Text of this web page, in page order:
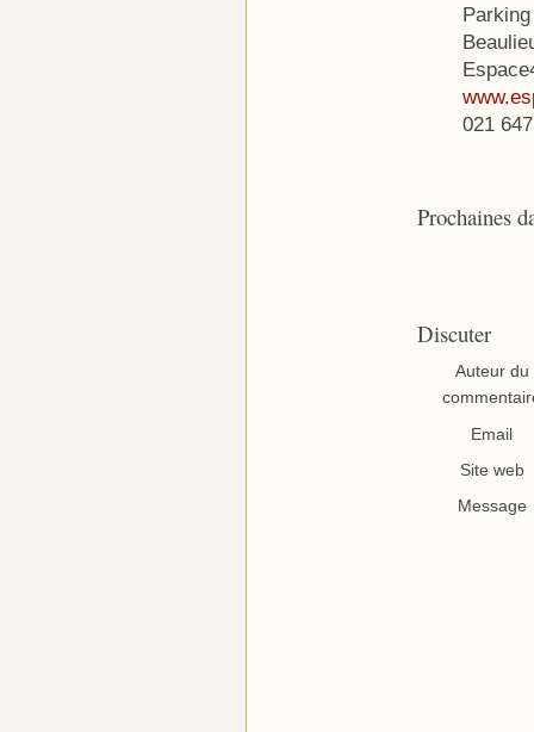
021
Prochaines
Discuter
Auteur du
Email
Site web
Message